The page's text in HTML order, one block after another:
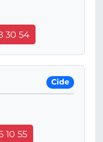
30 54
Cide
10 55